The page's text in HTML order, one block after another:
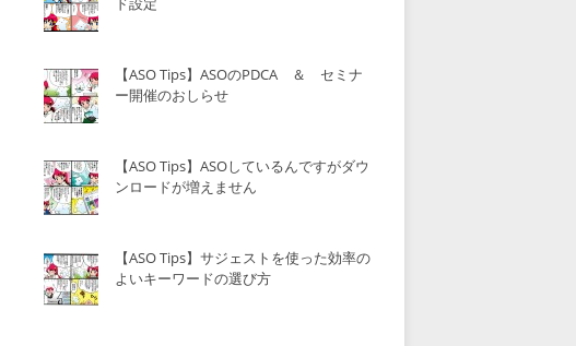
【ASO Tips】ASOのPDCA ＆ セミナ
ー開催のおしらせ
【ASO Tips】ASOしているんですがダウ
ンロードが増えません
【ASO Tips】サジェストを使った効率の
よいキーワードの選び方